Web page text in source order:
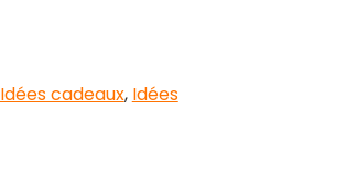
Idées cadeaux, Idées